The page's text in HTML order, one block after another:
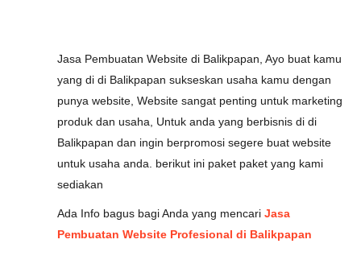
Jasa Pembuatan Website di Balikpapan, Ayo buat kamu
yang di di Balikpapan sukseskan usaha kamu dengan
punya website, Website sangat penting untuk marketing
produk dan usaha, Untuk anda yang berbisnis di di
Balikpapan dan ingin berpromosi segere buat website
untuk usaha anda. berikut ini paket paket yang kami
sediakan
Ada Info bagus bagi Anda yang mencari Jasa
Pembuatan Website Profesional di Balikpapan